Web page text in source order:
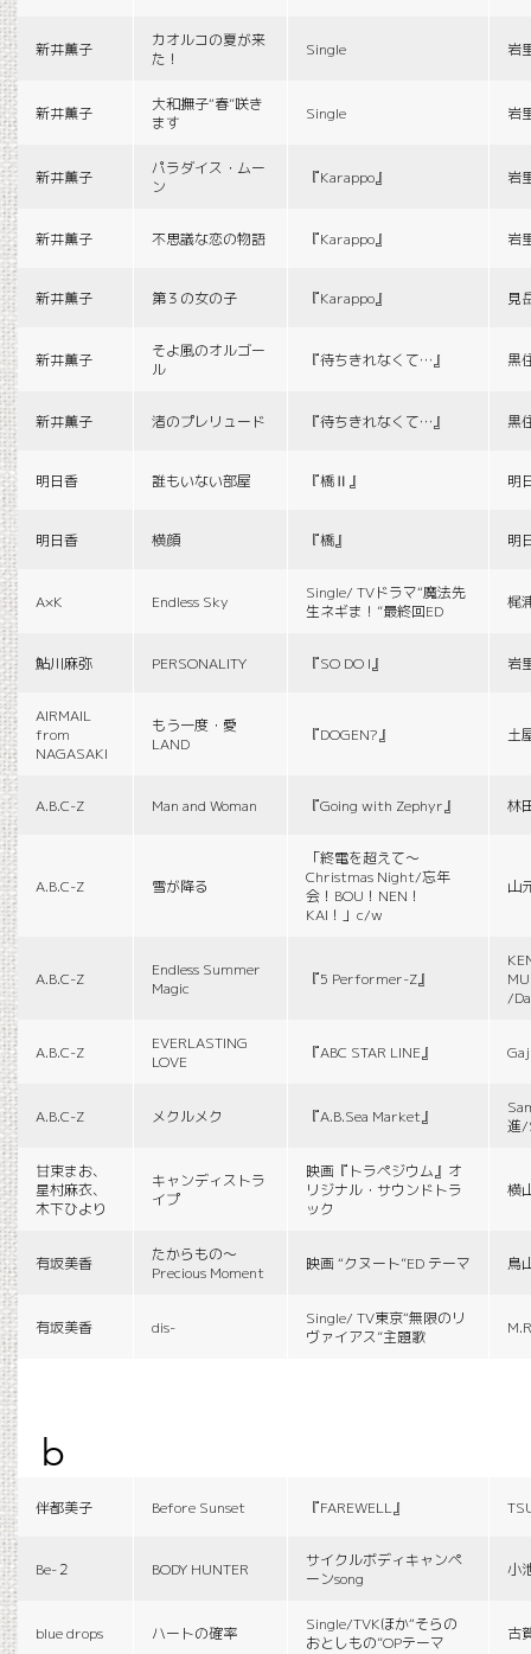
新井薫子
カオルコの夏が来
た！
Single 岩
新井薫子
大和撫子“春”咲き
ます
Single 岩
新井薫子
パラダイス・ムー
ン
『Karappo』 岩
新井薫子 不思議な恋の物語 『Karappo』 岩
新井薫子 第３の女の子 『Karappo』 見
新井薫子
そよ風のオルゴー
ル
『待ちきれなくて…』 黒
新井薫子 渚のプレリュード 『待ちきれなくて…』 黒
明日香 誰もいない部屋 『橋Ⅱ』 明
明日香 横顔 『橋』 明
A×K Endless Sky
Single/ TVドラマ“魔法先
生ネギま！”最終回ED
梶
鮎川麻弥 PERSONALITY 『SO DO I』 岩
AIRMAIL
from
NAGASAKI
もう一度・愛
LAND
『DOGEN?』 土
A.B.C-Z Man and Woman 『Going with Zephyr』 林
A.B.C-Z 雪が降る
「終電を超えて～
Christmas Night/忘年
会！BOU！NEN！
KAI！」c/w
山
A.B.C-Z
Endless Summer
Magic
『5 Performer-Z』
/
A.B.C-Z
EVERLASTING
LOVE
『ABC STAR LINE』
A.B.C-Z メクルメク 『A.B.Sea Market』
進/
甘束まお、
星村麻衣、
木下ひより
キャンディストラ
イプ
映画『トラペジウム』オ
リジナル・サウンドトラ
ック
横
有坂美香
たからもの〜
Precious Moment
映画 “クヌート”ED テーマ 鳥
有坂美香 dis-
Single/ TV東京“無限のリ
ヴァイアス”主題歌
b
伴都美子 Before Sunset 『FAREWELL』
Be-２ BODY HUNTER
サイクルボディキャンペ
ーンsong
小
blue drops ハートの確率
Single/TVKほか“そらの
おとしもの”OPテーマ
古